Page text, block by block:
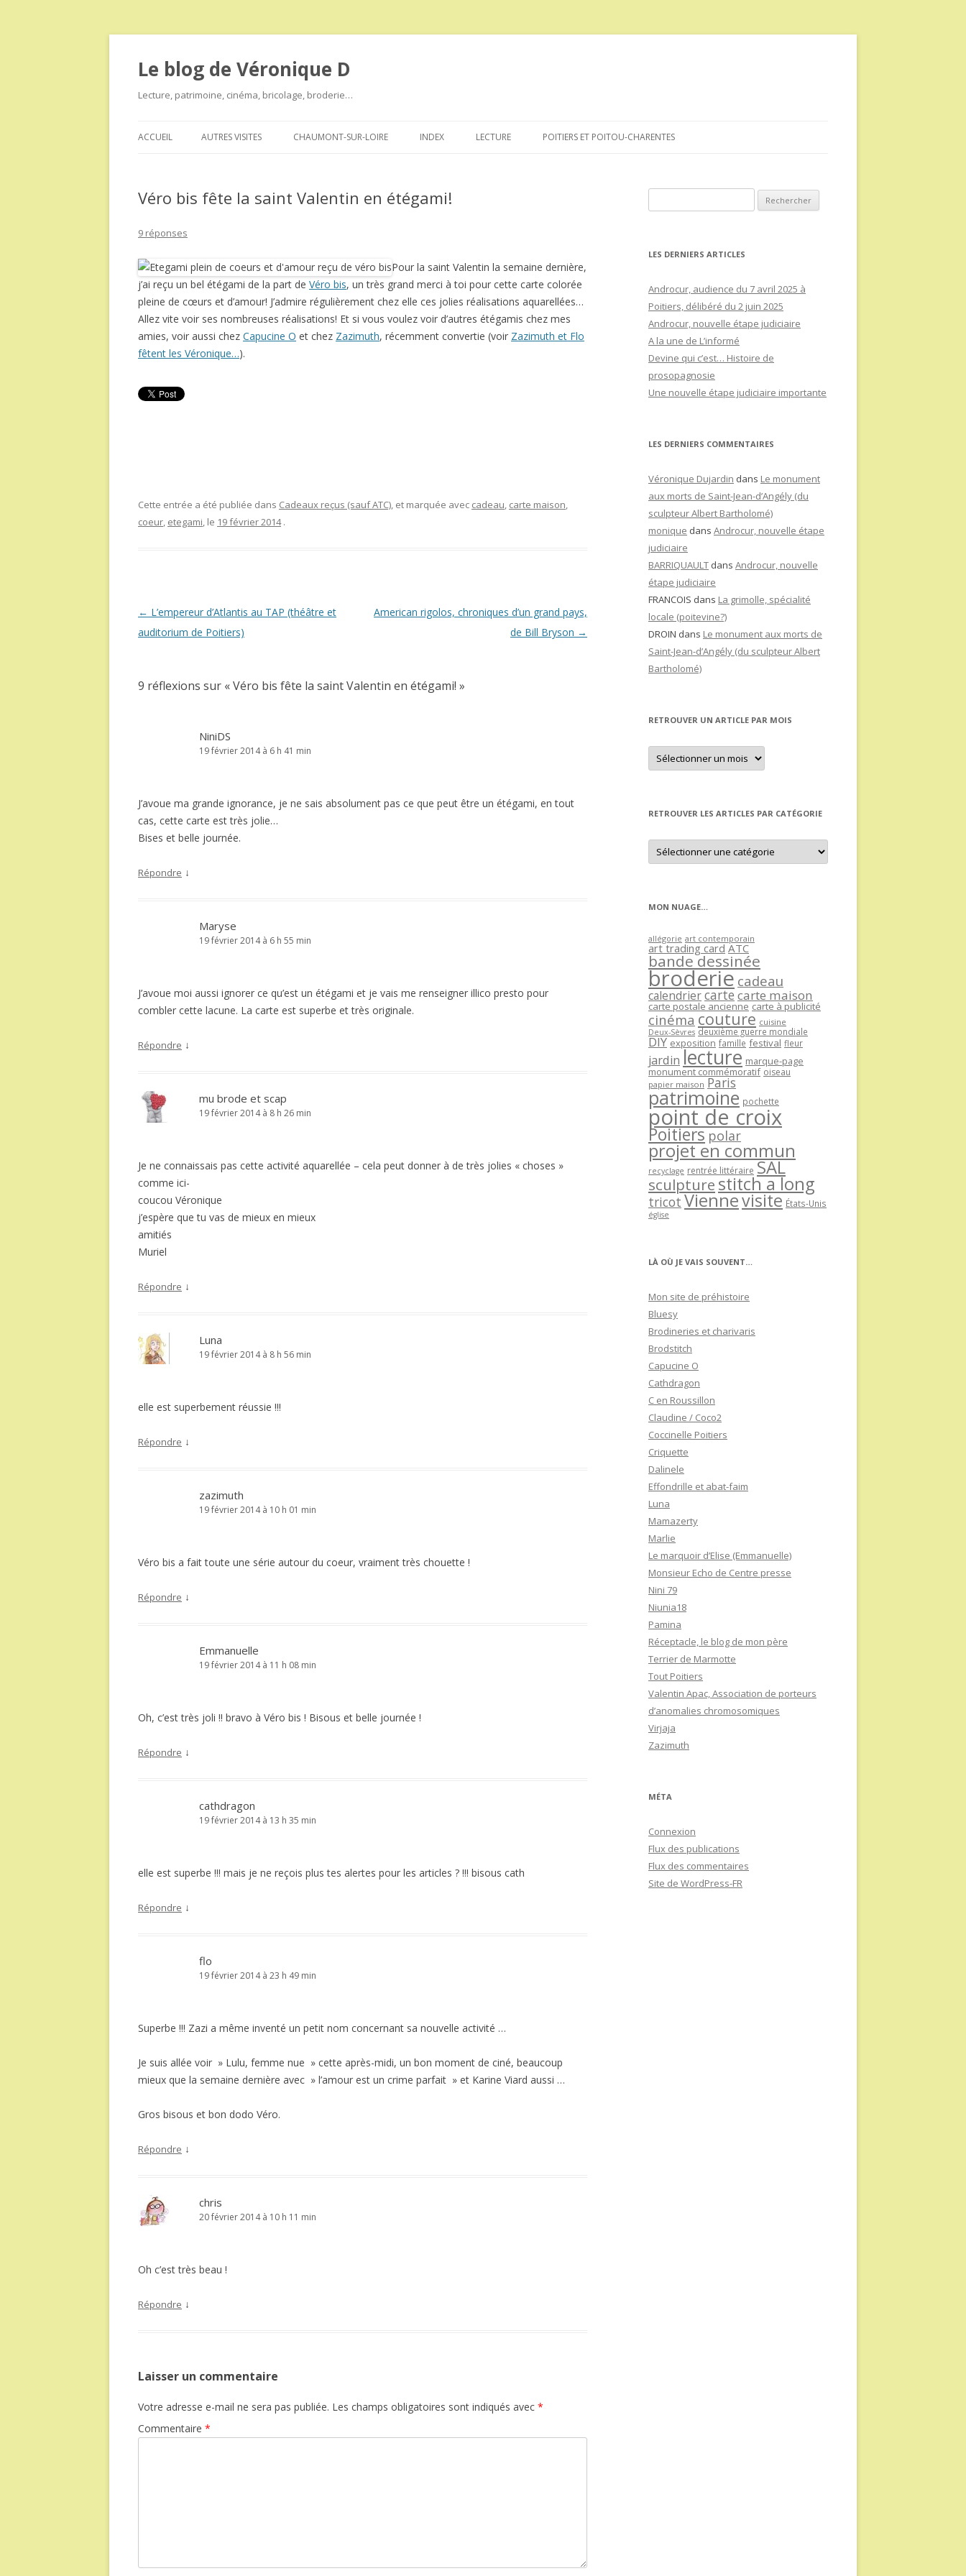
Le blog de Véronique D
Lecture, patrimoine, cinéma, bricolage, broderie…
au
ACCUEIL AUTRES VISITES CHAUMONT-SUR-LOIRE INDEX LECTURE POITIERS ET POITOU-CHARENTES
Véro bis fête la saint Valentin en étégami!
9 réponses
Pour la saint Valentin la semaine dernière,
j’ai reçu un bel étégami de la part de Véro bis, un très grand merci à toi pour cette carte colorée
pleine de cœurs et d’amour! J’admire régulièrement chez elle ces jolies réalisations aquarellées…
Allez vite voir ses nombreuses réalisations! Et si vous voulez voir d’autres étégamis chez mes
amies, voir aussi chez Capucine O et chez Zazimuth, récemment convertie (voir Zazimuth et Flo
fêtent les Véronique…).
Cette entrée a été publiée dans Cadeaux reçus (sauf ATC), et marquée avec cadeau, carte maison,
coeur, etegami, le 19 février 2014 .
Navigation
des
← L’empereur d’Atlantis au TAP (théâtre et
auditorium de Poitiers)
American rigolos, chroniques d’un grand pays,
de Bill Bryson →
9 réflexions sur «Véro bis fête la saint Valentin en étégami! »
NiniDS
19 février 2014 à 6 h 41 min
J’avoue ma grande ignorance, je ne sais absolument pas ce que peut être un étégami, en tout
cas, cette carte est très jolie…
Bises et belle journée.
Répondre ↓
Maryse
19 février 2014 à 6 h 55 min
J’avoue moi aussi ignorer ce qu’est un étégami et je vais me renseigner illico presto pour
combler cette lacune. La carte est superbe et très originale.
Répondre ↓
mu brode et scap
19 février 2014 à 8 h 26 min
Je ne connaissais pas cette activité aquarellée – cela peut donner à de très jolies « choses »
comme ici-
coucou Véronique
j’espère que tu vas de mieux en mieux
amitiés
Muriel
Répondre ↓
Luna
19 février 2014 à 8 h 56 min
elle est superbement réussie !!!
Répondre ↓
zazimuth
19 février 2014 à 10 h 01 min
Véro bis a fait toute une série autour du coeur, vraiment très chouette !
Répondre ↓
Emmanuelle
19 février 2014 à 11 h 08 min
Oh, c’est très joli !! bravo à Véro bis ! Bisous et belle journée !
Répondre ↓
cathdragon
19 février 2014 à 13 h 35 min
elle est superbe !!! mais je ne reçois plus tes alertes pour les articles ? !!! bisous cath
Répondre ↓
flo
19 février 2014 à 23 h 49 min
Superbe !!! Zazi a même inventé un petit nom concernant sa nouvelle activité …
Je suis allée voir » Lulu, femme nue » cette après-midi, un bon moment de ciné, beaucoup
mieux que la semaine dernière avec » l’amour est un crime parfait » et Karine Viard aussi …
Gros bisous et bon dodo Véro.
Répondre ↓
chris
20 février 2014 à 10 h 11 min
Oh c’est très beau !
Répondre ↓
Laisser un commentaire
Votre adresse e-mail ne sera pas publiée. Les champs obligatoires sont indiqués avec *
Commentaire *
LES DERNIERS ARTICLES
Androcur, audience du 7 avril 2025 à
Poitiers, délibéré du 2 juin 2025
Androcur, nouvelle étape judiciaire
A la une de L’informé
Devine qui c’est… Histoire de
prosopagnosie
Une nouvelle étape judiciaire importante
LES DERNIERS COMMENTAIRES
Véronique Dujardin dans Le monument
aux morts de Saint-Jean-d’Angély (du
sculpteur Albert Bartholomé)
monique dans Androcur, nouvelle étape
judiciaire
BARRIQUAULT dans Androcur, nouvelle
étape judiciaire
FRANCOIS dans La grimolle, spécialité
locale (poitevine?)
DROIN dans Le monument aux morts de
Saint-Jean-d’Angély (du sculpteur Albert
Bartholomé)
RETROUVER UN ARTICLE PAR MOIS
Retrouver
un
article
RETROUVER LES ARTICLES PAR CATÉGORIE
Retrouver
les
articles
MON NUAGE…
allégorie art contemporain
art trading card ATC
bande dessinée
broderie cadeau
calendriercartecarte maison
carte postale ancienne carte à publicité
cinéma couture cuisine
Deux-Sèvres deuxième guerre mondiale
DIY exposition famille festival fleur
jardin lecture marque-page
monument commémoratif oiseau
papier maison Paris
patrimoine pochette
point de croix
Poitiers polar
projet en commun
recyclage rentrée littéraire SAL
sculpture stitch a long
tricot Viennevisite États-Unis
église
LÀ OÙ JE VAIS SOUVENT…
Mon site de préhistoire
Bluesy
Brodineries et charivaris
Brodstitch
Capucine O
Cathdragon
C en Roussillon
Claudine / Coco2
Coccinelle Poitiers
Criquette
Dalinele
Effondrille et abat-faim
Luna
Mamazerty
Marlie
Le marquoir d’Elise (Emmanuelle)
Monsieur Echo de Centre presse
Nini 79
Niunia18
Pamina
Réceptacle, le blog de mon père
Terrier de Marmotte
Tout Poitiers
Valentin Apac, Association de porteurs
d’anomalies chromosomiques
Virjaja
Zazimuth
MÉTA
Connexion
Flux des publications
Flux des commentaires
Site de WordPress-FR